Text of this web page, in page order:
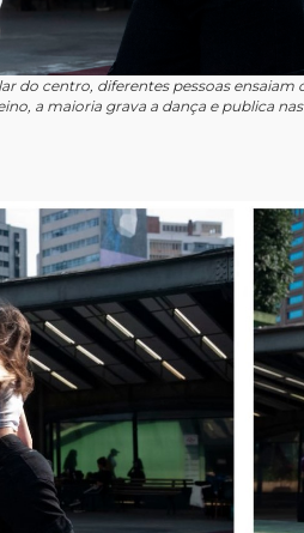
do centro, diferentes pessoas ensaiam
a maioria grava a dança e publica